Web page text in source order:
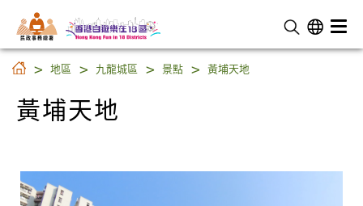
民 政 事 務 總 署
黃埔天地
地區 九龍城區 景點 黃埔天地
黃埔天地